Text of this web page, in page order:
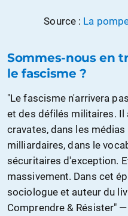
Source : La
Sommes-nous en
le fascisme ?
"Le fascisme n'arrivera
et des défilés militaires. Il
cravates, dans les
milliardaires, dans le
sécuritaires d'exception.
massivement. Dans cet
sociologue et auteur du
Comprendre & Résister"